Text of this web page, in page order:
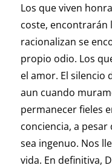
Los que viven
coste, encontrarán
racionalizan se
propio odio. Los
el amor. El silencio
aun cuando
permanecer fieles
conciencia, a
sea ingenuo. Nos
vida. En definitiva,